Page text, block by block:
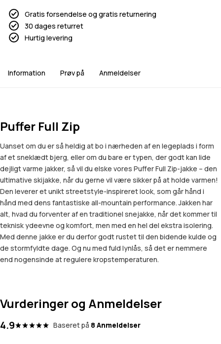
Gratis forsendelse og gratis returnering
30 dages returret
Hurtig levering
Information Prøv på Anmeldelser
Puffer Full Zip
Uanset om du er så heldig at bo i nærheden af en legeplads i form
af et sneklædt bjerg, eller om du bare er typen, der godt kan lide
dejligt varme jakker, så vil du elske vores Puffer Full Zip-jakke – den
ultimative skijakke, når du gerne vil være sikker på at holde varmen!
Den leverer et unikt streetstyle-inspireret look, som går hånd i
hånd med dens fantastiske all-mountain performance. Jakken har
alt, hvad du forventer af en traditionel snejakke, når det kommer til
teknisk ydeevne og komfort, men med en hel del ekstra isolering.
Med denne jakke er du derfor godt rustet til den bidende kulde og
de stormfyldte dage. Og nu med fuld lynlås, så det er nemmere
end nogensinde at regulere kropstemperaturen.
Vurderinger og Anmeldelser
4.9 Baseret på 8 Anmeldelser